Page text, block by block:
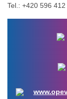
Tel.: +420 596 412